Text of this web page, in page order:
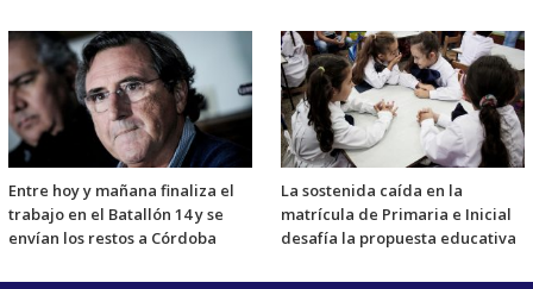
Entre hoy y mañana finaliza el
trabajo en el Batallón 14 y se
envían los restos a Córdoba
La sostenida caída en la
matrícula de Primaria e Inicial
desafía la propuesta educativa